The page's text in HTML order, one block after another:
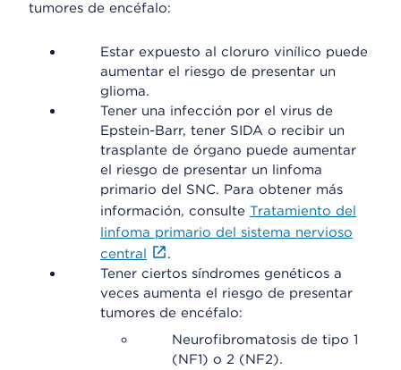
tumores de encéfalo:
Estar expuesto al cloruro vinílico puede
aumentar el riesgo de presentar un
glioma.
Tener una infección por el virus de
Epstein-Barr, tener SIDA o recibir un
trasplante de órgano puede aumentar
el riesgo de presentar un linfoma
primario del SNC. Para obtener más
información, consulte Tratamiento del
linfoma primario del sistema nervioso
central
.
Tener ciertos síndromes genéticos a
veces aumenta el riesgo de presentar
tumores de encéfalo:
Neurofibromatosis de tipo 1
(NF1) o 2 (NF2).